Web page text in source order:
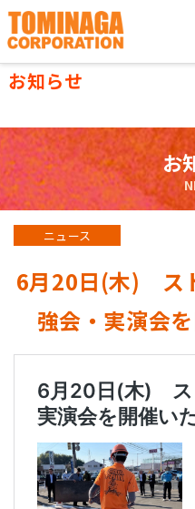
お知らせ
お
ニュース
6月20日(木) ス
強会・実演会